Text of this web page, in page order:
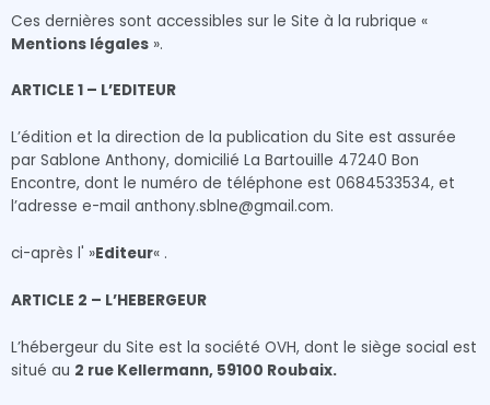
Ces dernières sont accessibles sur le Site à la rubrique «
Mentions légales ».
ARTICLE 1 – L’EDITEUR
L’édition et la direction de la publication du Site est assurée
par Sablone Anthony, domicilié La Bartouille 47240 Bon
Encontre, dont le numéro de téléphone est 0684533534, et
l’adresse e-mail anthony.sblne@gmail.com.
ci-après l' »Editeur« .
ARTICLE 2 – L’HEBERGEUR
L’hébergeur du Site est la société OVH, dont le siège social est
situé au 2 rue Kellermann, 59100 Roubaix.